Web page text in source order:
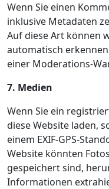
Wenn Sie einen
inklusive Metadaten
Auf diese Art können
automatisch
einer Moderations-
7. Medien
Wenn Sie ein
diese Website laden,
einem EXIF-GPS-
Website könnten
gespeichert sind,
Informationen